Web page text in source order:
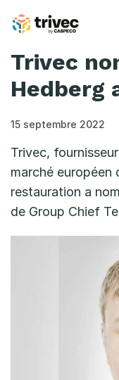
contenu
Trivec
Hedberg
15 septembre 2022
Trivec,
marché européen
restauration a
de Group Chief